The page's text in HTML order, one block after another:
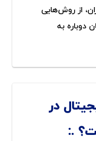
از روش‌هایی
به
در